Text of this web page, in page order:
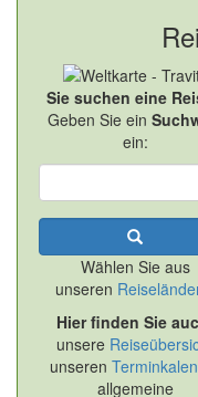
Sie suchen eine
Geben Sie ein
ein:
Wählen Sie aus
unseren
Hier finden Sie
unsere
unseren
allgemeine